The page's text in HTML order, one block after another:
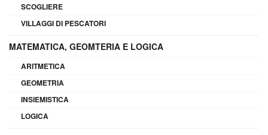
SCOGLIERE
VILLAGGI DI PESCATORI
MATEMATICA, GEOMTERIA E LOGICA
ARITMETICA
GEOMETRIA
INSIEMISTICA
LOGICA